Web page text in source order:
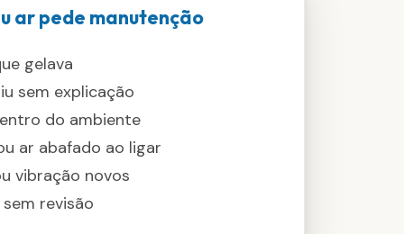
ar pede manutenção
gelava
sem explicação
do ambiente
ar abafado ao ligar
vibração novos
revisão